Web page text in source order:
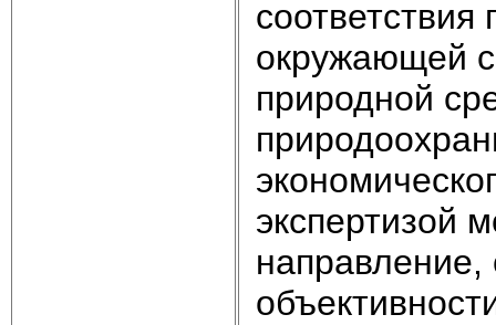
окружающей
природной
экспертизой